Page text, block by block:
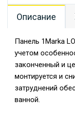
Описание
Панель 1Marka
учетом
законченный и
монтируется и
затруднений
ванной.